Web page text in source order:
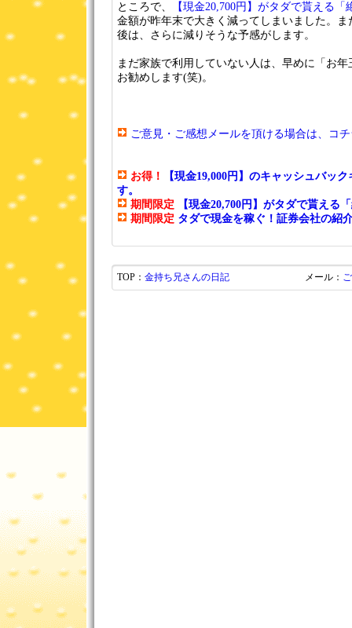
ところで、
【現金20,700円】がタダで貰える
金額が昨年末で大きく減ってしまいました。
後は、さらに減りそうな予感がします。
まだ家族で利用していない人は、早めに「お
お勧めします(笑)。
ご意見・ご感想メールを頂ける場合は、コ
お得！
【現金19,000円】のキャッシュバッ
す。
期間限定
【現金20,700円】がタダで貰える
期間限定 タダで現金を稼ぐ！証券会社の紹
TOP： 金持ち兄さんの日記 メール：